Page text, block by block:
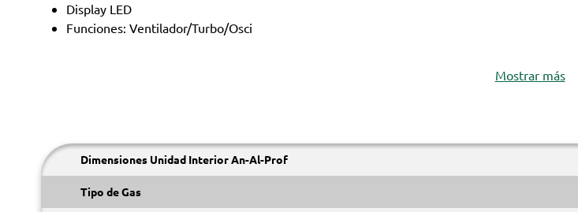
Display LED
Funciones: Ventilador/Turbo/Osci
Mostrar más
Dimensiones Unidad Interior An-Al-Prof
Tipo de Gas